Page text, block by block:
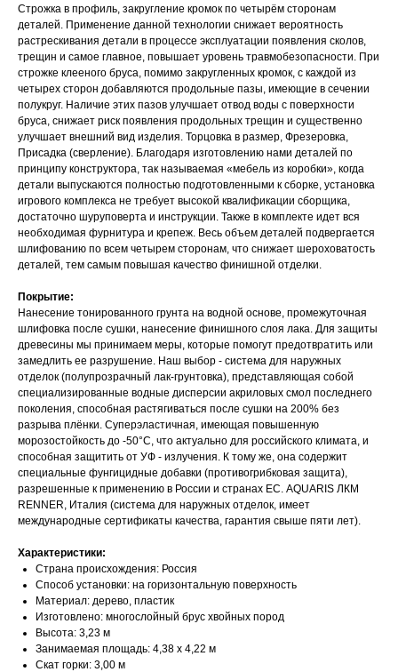
Строжка в профиль, закругление кромок по четырём сторонам
деталей. Применение данной технологии снижает вероятность
растрескивания детали в процессе эксплуатации появления сколов,
трещин и самое главное, повышает уровень травмобезопасности. При
строжке клееного бруса, помимо закругленных кромок, с каждой из
четырех сторон добавляются продольные пазы, имеющие в сечении
полукруг. Наличие этих пазов улучшает отвод воды с поверхности
бруса, снижает риск появления продольных трещин и существенно
улучшает внешний вид изделия. Торцовка в размер, Фрезеровка,
Присадка (сверление). Благодаря изготовлению нами деталей по
принципу конструктора, так называемая «мебель из коробки», когда
детали выпускаются полностью подготовленными к сборке, установка
игрового комплекса не требует высокой квалификации сборщика,
достаточно шуруповерта и инструкции. Также в комплекте идет вся
необходимая фурнитура и крепеж. Весь объем деталей подвергается
шлифованию по всем четырем сторонам, что снижает шероховатость
деталей, тем самым повышая качество финишной отделки.
Покрытие:
Нанесение тонированного грунта на водной основе, промежуточная
шлифовка после сушки, нанесение финишного слоя лака. Для защиты
древесины мы принимаем меры, которые помогут предотвратить или
замедлить ее разрушение. Наш выбор - система для наружных
отделок (полупрозрачный лак-грунтовка), представляющая собой
специализированные водные дисперсии акриловых смол последнего
поколения, способная растягиваться после сушки на 200% без
разрыва плёнки. Суперэластичная, имеющая повышенную
морозостойкость до -50°С, что актуально для российского климата, и
способная защитить от УФ - излучения. К тому же, она содержит
специальные фунгицидные добавки (противогрибковая защита),
разрешенные к применению в России и странах ЕС. AQUARIS ЛКМ
RENNER, Италия (система для наружных отделок, имеет
международные сертификаты качества, гарантия свыше пяти лет).
Характеристики:
Страна происхождения: Россия
Способ установки: на горизонтальную поверхность
Материал: дерево, пластик
Изготовлено: многослойный брус хвойных пород
Высота: 3,23 м
Занимаемая площадь: 4,38 х 4,22 м
Скат горки: 3,00 м